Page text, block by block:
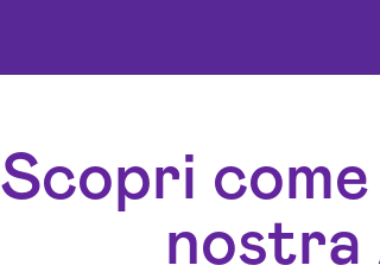
Scopri
nostra